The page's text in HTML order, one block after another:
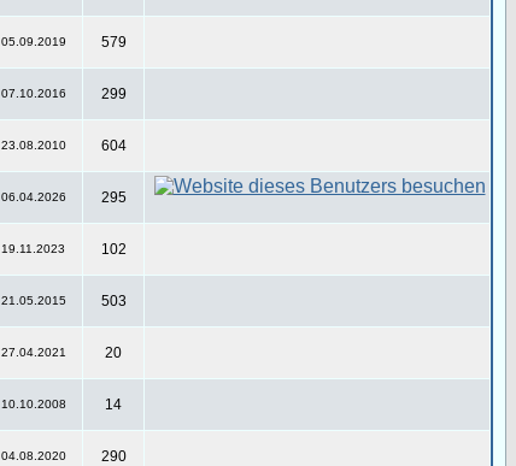
05.09.2019 579
07.10.2016 299
23.08.2010 604
06.04.2026 295
19.11.2023 102
21.05.2015 503
27.04.2021 20
10.10.2008 14
04.08.2020 290